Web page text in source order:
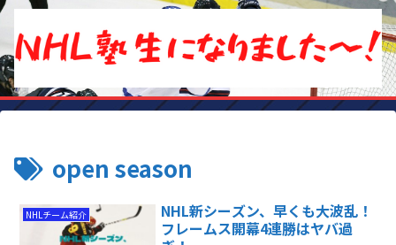
open season
NHLチーム紹介
NHL新シーズン、早くも大波乱！
フレームス開幕4連勝はヤバ過